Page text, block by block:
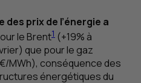
prix de l’énergie a
le Brent1 (+19% à
que pour le gaz
MWh), conséquence des
énergétiques du